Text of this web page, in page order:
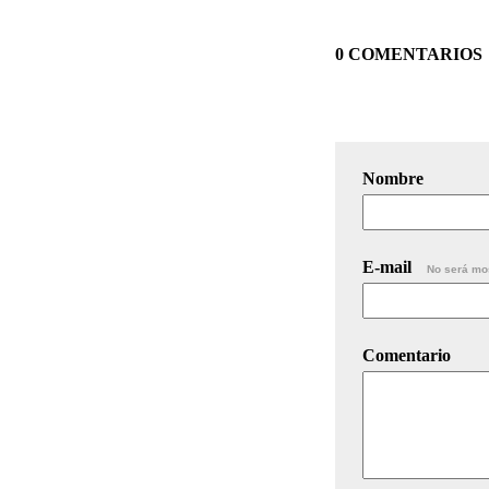
0 COMENTARIOS
Nombre
E-mail No será
Comentario